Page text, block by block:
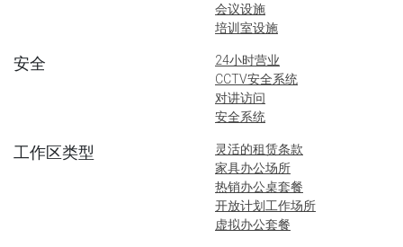
会议设施
培训室设施
安全
24小时营业
CCTV安全系统
对讲访问
安全系统
工作区类型
灵活的租赁条款
家具办公场所
热销办公桌套餐
开放计划工作场所
虚拟办公套餐